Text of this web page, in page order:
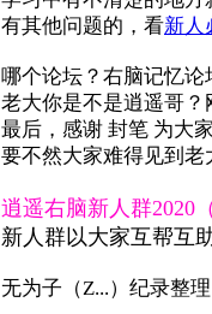
有其他问题的，看新人
哪个论坛？右脑记忆论
老大你是不是逍遥哥？
最后，感谢 封笔 为大
要不然大家难得见到老
逍遥右脑新人群2020
新人群以大家互帮互
无为子（Z...）纪录整理